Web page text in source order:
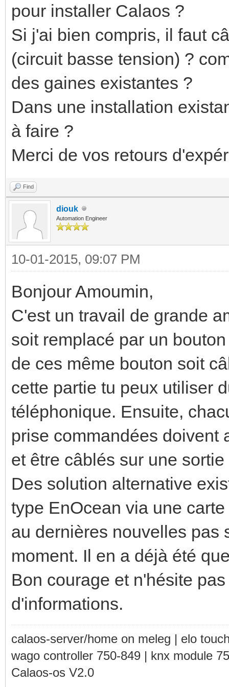
pour installer Calaos ?
Si j'ai bien compris, il faut
(circuit basse tension) ?
des gaines existantes ?
Dans une installation
à faire ?
Merci de vos retours
Find
diouk
Automation Engineer
10-01-2015, 09:07 PM
Bonjour Amoumin,
C'est un travail de grande
soit remplacé par un
de ces même bouton soit
cette partie tu peux utiliser
téléphonique. Ensuite,
prise commandées doivent
et être câblés sur une
Des solution alternative
type EnOcean via une
au dernières nouvelles pas
moment. Il en a déjà été
Bon courage et n'hésite
d'informations.
calaos-server/home on meleg | elo
wago controller 750-849 | knx module
Calaos-os V2.0